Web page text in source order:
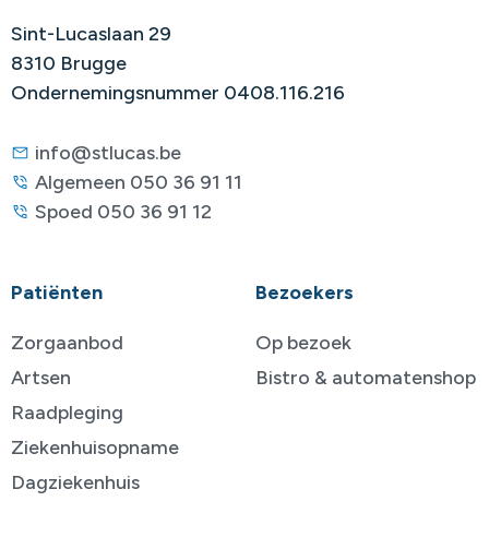
Sint-Lucaslaan 29
8310 Brugge
Ondernemingsnummer 0408.116.216
info@stlucas.be
Algemeen 050 36 91 11
Spoed 050 36 91 12
Patiënten
Zorgaanbod
Artsen
Raadpleging
Ziekenhuisopname
Dagziekenhuis
Bezoekers
Op bezoek
Bistro & automatenshop